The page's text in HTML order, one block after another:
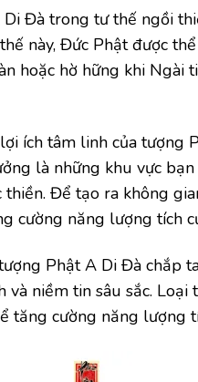
Đà trong tư thế ngồi
này, Đức Phật được
hoặc hờ hững khi Ngài
ích tâm linh của tượng
là những khu vực
thiền. Để tạo ra không
cường năng lượng tích
Phật A Di Đà chắp
và niềm tin sâu sắc.
tăng cường năng lượng